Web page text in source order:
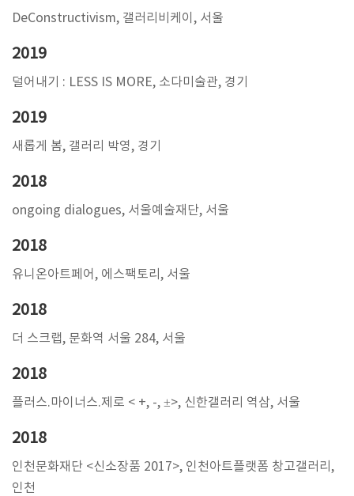
DeConstructivism, 갤러리비케이, 서울
2019
덜어내기 : LESS IS MORE, 소다미술관, 경기
2019
새롭게 봄, 갤러리 박영, 경기
2018
ongoing dialogues, 서울예술재단, 서울
2018
유니온아트페어, 에스팩토리, 서울
2018
더 스크랩, 문화역 서울 284, 서울
2018
플러스.마이너스.제로 < +, -, ±>, 신한갤러리 역삼, 서울
2018
인천문화재단 <신소장품 2017>, 인천아트플랫폼 창고갤러리,
인천